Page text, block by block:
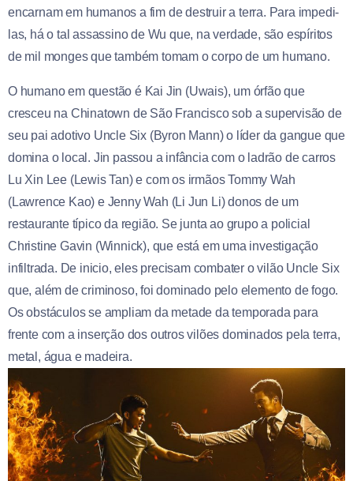
encarnam em humanos a fim de destruir a terra. Para impedi-
las, há o tal assassino de Wu que, na verdade, são espíritos
de mil monges que também tomam o corpo de um humano.
O humano em questão é Kai Jin (Uwais), um órfão que
cresceu na Chinatown de São Francisco sob a supervisão de
seu pai adotivo Uncle Six (Byron Mann) o líder da gangue que
domina o local. Jin passou a infância com o ladrão de carros
Lu Xin Lee (Lewis Tan) e com os irmãos Tommy Wah
(Lawrence Kao) e Jenny Wah (Li Jun Li) donos de um
restaurante típico da região. Se junta ao grupo a policial
Christine Gavin (Winnick), que está em uma investigação
infiltrada. De inicio, eles precisam combater o vilão Uncle Six
que, além de criminoso, foi dominado pelo elemento de fogo.
Os obstáculos se ampliam da metade da temporada para
frente com a inserção dos outros vilões dominados pela terra,
metal, água e madeira.